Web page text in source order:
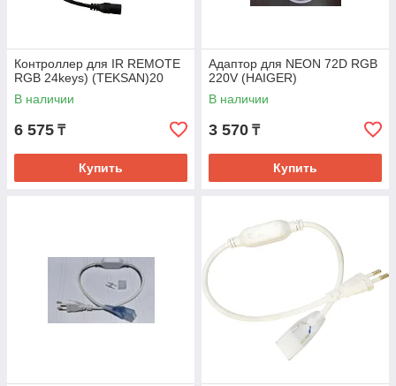
Контроллер для IR REMOTE
RGB 24keys) (TEKSAN)20
В наличии
6 575 ₸
Купить
Адаптор для NEON 72D RGB
220V (HAIGER)
В наличии
3 570 ₸
Купить